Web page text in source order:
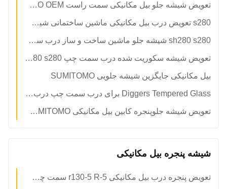
تعویض شیشه جلو بیل مکانیکی سمت راست SUMITOMO OEM
s280 تعویض درب بیل مکانیکی ماشین ساختمانی شیشه جلوی کابین
sh280 s280 شیشه جلو ماشین ساخت و ساز درب سمت چپ کابین
تعویض شیشه سکوریت شده درب سمت چپ SUMITOMO sh280 s280
بیل مکانیکی جایگزین شیشه جلویی SUMITOMO
Diggers Tempered Glass برای درب سمت چپ درب عقب شیشه جلو NO. 4
تعویض شیشه جلوپنجره کابین بیل مکانیکی SUMITOMO شیشه سکوریت شده ECE Mini Digger Glass
شیشه پنجره بیل مکانیکی
تعویض پنجره درب بیل مکانیکی r130-5 R-5 سمت چپ موقعیت مستقیم شماره 2